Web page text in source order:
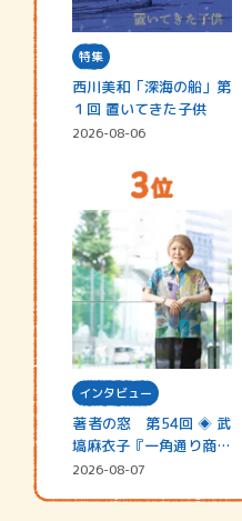
特集
西川美和「深海の船」第
１回 置いてきた子供
2026-08-06
インタビュー
著者の窓 第54回 ◈ 武
塙麻衣子『一角通り商店
街の…
2026-08-07